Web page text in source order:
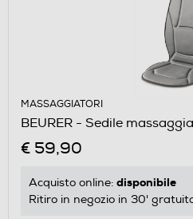
MASSAGGIATORI
BEURER - Sedile
€ 59,90
Acquisto online: disponibile
Ritiro in negozio in 30'